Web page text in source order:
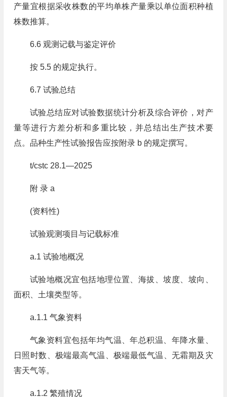
产量宜根据采收株数的平均单株产量乘以单位面积种植
株数推算。
6.6 观测记载与鉴定评价
按 5.5 的规定执行。
6.7 试验总结
试验总结应对试验数据统计分析及综合评价，对产
量等进行方差分析和多重比较，并总结出生产技术要
点。品种生产性试验报告应按附录 b 的规定撰写。
t/cstc 28.1—2025
附 录 a
(资料性)
试验观测项目与记载标准
a.1 试验地概况
试验地概况宜包括地理位置、海拔、坡度、坡向、
面积、土壤类型等。
a.1.1 气象资料
气象资料宜包括年均气温、年总积温、年降水量、
日照时数、极端最高气温、极端最低气温、无霜期及灾
害天气等。
a.1.2 繁殖情况